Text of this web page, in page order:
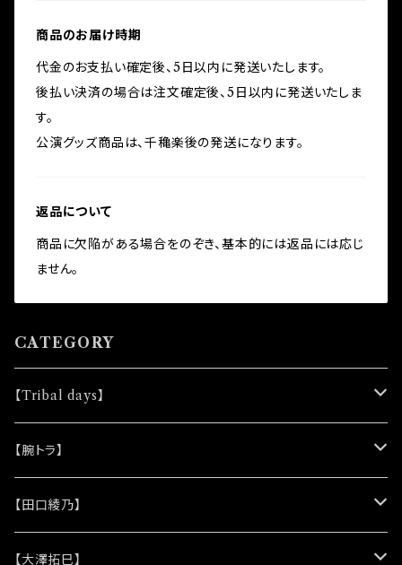
商品のお届け時期
代金のお支払い確定後、5日以内に発送いたします。
後払い決済の場合は注文確定後、5日以内に発送いたしま
す。
公演グッズ商品は、千穐楽後の発送になります。
返品について
商品に欠陥がある場合をのぞき、基本的には返品には応じ
ません。
CATEGORY
【Tribal days】
★ノベルティー
(シリコンリストバンド)
(レザーキーホルダー)
★DVD
★脚本
【腕トラ】
★CD
(アルバム)
★プロマイド
【田口綾乃】
★プロマイド
【大澤拓巳】